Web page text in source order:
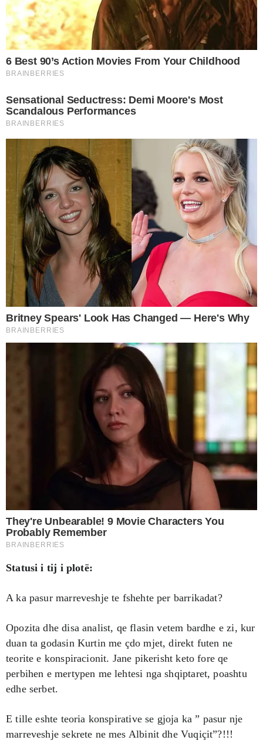
Statusi i tij i plotë:
A ka pasur marreveshje te fshehte per barrikadat?
Opozita dhe disa analist, qe flasin vetem bardhe e zi, kur
duan ta godasin Kurtin me çdo mjet, direkt futen ne
teorite e konspiracionit. Jane pikerisht keto fore qe
perbihen e mertypen me lehtesi nga shqiptaret, poashtu
edhe serbet.
E tille eshte teoria konspirative se gjoja ka ” pasur nje
marreveshje sekrete ne mes Albinit dhe Vuqiçit”?!!!